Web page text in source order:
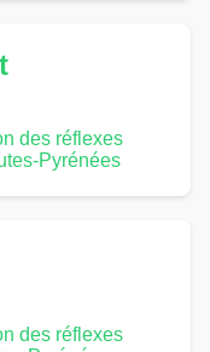
des réflexes
Pyrénées
des réflexes